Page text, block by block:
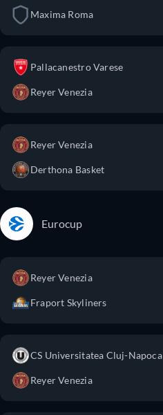
Maxima Roma
Pallacanestro Varese
Reyer Venezia
Reyer Venezia
Derthona Basket
Eurocup
Reyer Venezia
Fraport Skyliners
CS Universitatea Cluj-Napoca
Reyer Venezia